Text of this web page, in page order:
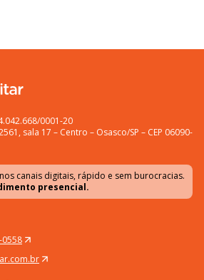
0001-20
sala 17 – Centro – Osasco/SP – CEP 06090-
nos canais digitais, rápido e sem burocracias.
presencial.
0558